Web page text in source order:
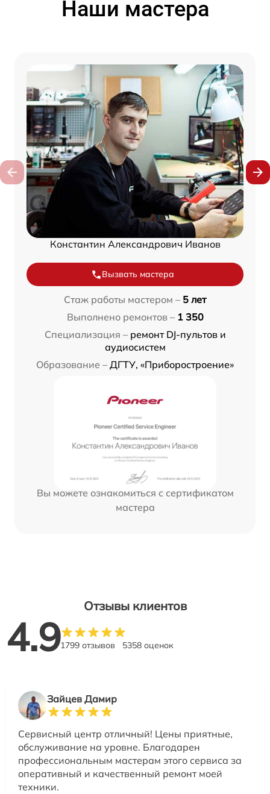
Наши мастера
Константин Александрович Иванов
Вызвать мастера
Стаж работы мастером – 5 лет
Выполнено ремонтов – 1 350
Специализация – ремонт DJ-пультов и
аудиосистем
Образование – ДГТУ, «Приборостроение»
Вы можете ознакомиться с сертификатом
мастера
Отзывы клиентов
4.91799 отзывов 5358 оценок
Зайцев Дамир
Сервисный центр отличный! Цены приятные,
обслуживание на уровне. Благодарен
профессиональным мастерам этого сервиса за
оперативный и качественный ремонт моей
техники.